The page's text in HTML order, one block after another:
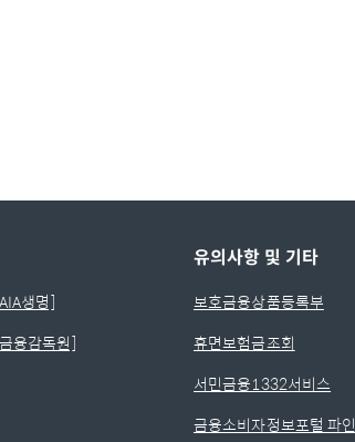
생명]
융감독원]
유의사항 및 기타
보호금융상품등록부
휴면보험금조회
서민금융1332서비스
금융소비자정보포털 파인